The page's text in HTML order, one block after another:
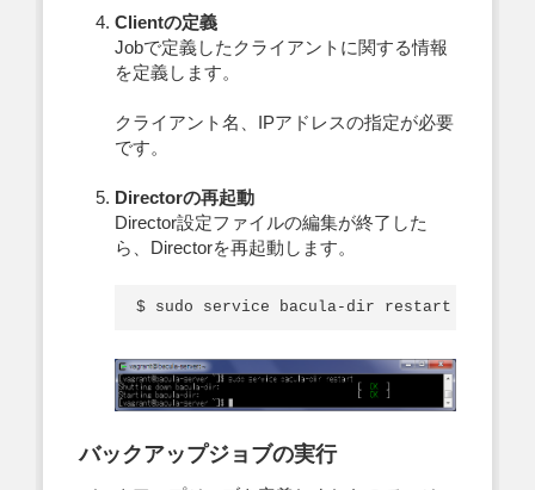
Clientの定義
Jobで定義したクライアントに関する情報
を定義します。
クライアント名、IPアドレスの指定が必要
です。
Directorの再起動
Director設定ファイルの編集が終了した
ら、Directorを再起動します。
バックアップジョブの実行